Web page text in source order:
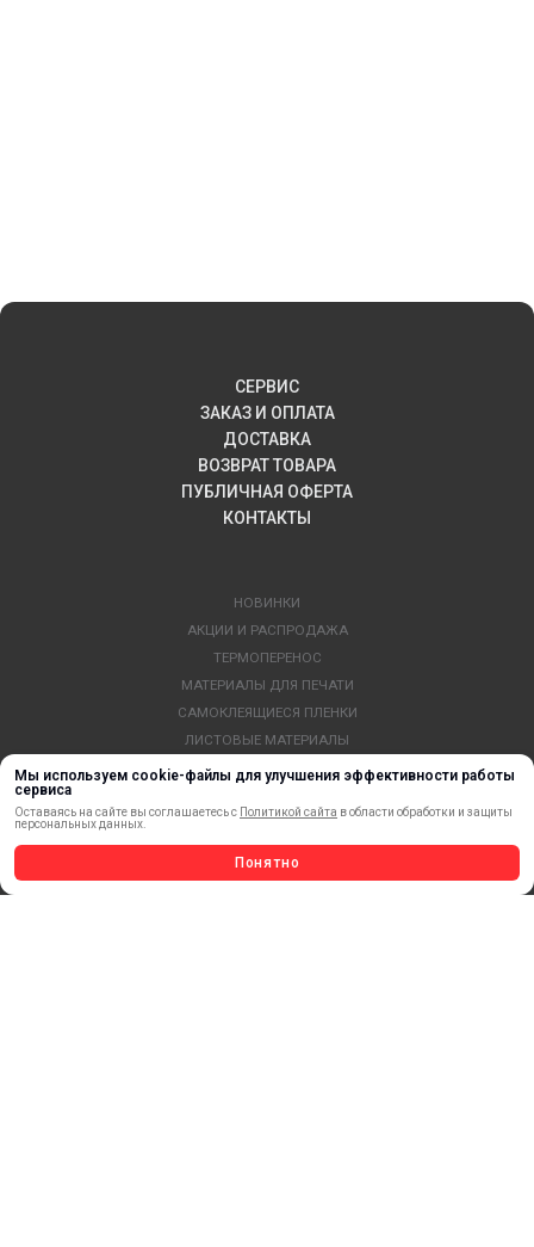
Мы используем cookie-файлы для улучшения эффективности работы
сервиса
Оставаясь на сайте вы соглашаетесь с Политикой сайта в области обработки и защиты
персональных данных.
Понятно
СЕРВИС
ЗАКАЗ И ОПЛАТА
ДОСТАВКА
ВОЗВРАТ ТОВАРА
ПУБЛИЧНАЯ ОФЕРТА
КОНТАКТЫ
НОВИНКИ
АКЦИИ И РАСПРОДАЖА
ТЕРМОПЕРЕНОС
МАТЕРИАЛЫ ДЛЯ ПЕЧАТИ
САМОКЛЕЯЩИЕСЯ ПЛЕНКИ
ЛИСТОВЫЕ МАТЕРИАЛЫ
СТЕРЖНИ И ТРУБЫ ИЗ АКРИЛА
ФЛАГШТОКИ SKYPOLE
ПРОФИЛИ И ПРОФИЛЬНЫЕ СИСТЕМЫ